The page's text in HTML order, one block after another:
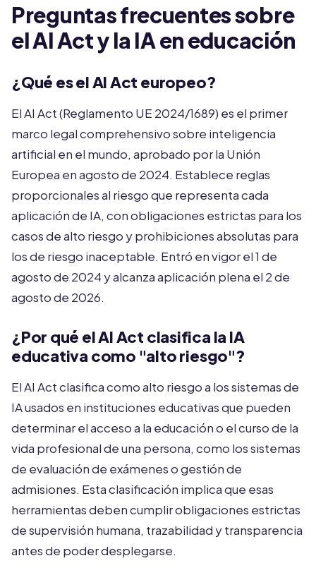
Preguntas frecuentes sobre
el AI Act y la IA en educación
¿Qué es el AI Act europeo?
El AI Act (Reglamento UE 2024/1689) es el primer
marco legal comprehensivo sobre inteligencia
artificial en el mundo, aprobado por la Unión
Europea en agosto de 2024. Establece reglas
proporcionales al riesgo que representa cada
aplicación de IA, con obligaciones estrictas para los
casos de alto riesgo y prohibiciones absolutas para
los de riesgo inaceptable. Entró en vigor el 1 de
agosto de 2024 y alcanza aplicación plena el 2 de
agosto de 2026.
¿Por qué el AI Act clasifica la IA
educativa como "alto riesgo"?
El AI Act clasifica como alto riesgo a los sistemas de
IA usados en instituciones educativas que pueden
determinar el acceso a la educación o el curso de la
vida profesional de una persona, como los sistemas
de evaluación de exámenes o gestión de
admisiones. Esta clasificación implica que esas
herramientas deben cumplir obligaciones estrictas
de supervisión humana, trazabilidad y transparencia
antes de poder desplegarse.